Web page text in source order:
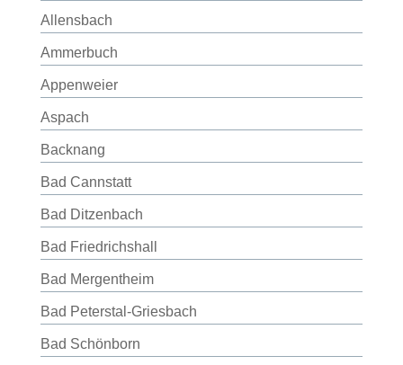
Allensbach
Ammerbuch
Appenweier
Aspach
Backnang
Bad Cannstatt
Bad Ditzenbach
Bad Friedrichshall
Bad Mergentheim
Bad Peterstal-Griesbach
Bad Schönborn